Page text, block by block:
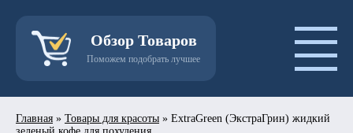
Обзор Товаров
Поможем подобрать лучшее
Главная » Товары для красоты » ExtraGreen (ЭкстраГрин) жидкий